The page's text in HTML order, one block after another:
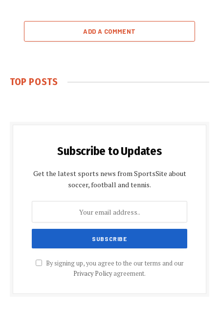
ADD A COMMENT
TOP POSTS
Subscribe to Updates
Get the latest sports news from SportsSite about
soccer, football and tennis.
By signing up, you agree to the our terms and our
Privacy Policyagreement.